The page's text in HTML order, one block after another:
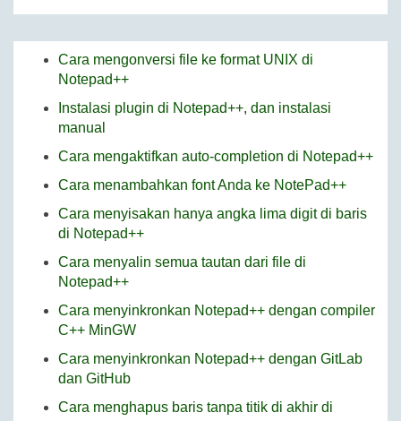
Cara mengonversi file ke format UNIX di
Notepad++
Instalasi plugin di Notepad++, dan instalasi
manual
Cara mengaktifkan auto-completion di Notepad++
Cara menambahkan font Anda ke NotePad++
Cara menyisakan hanya angka lima digit di baris
di Notepad++
Cara menyalin semua tautan dari file di
Notepad++
Cara menyinkronkan Notepad++ dengan compiler
C++ MinGW
Cara menyinkronkan Notepad++ dengan GitLab
dan GitHub
Cara menghapus baris tanpa titik di akhir di